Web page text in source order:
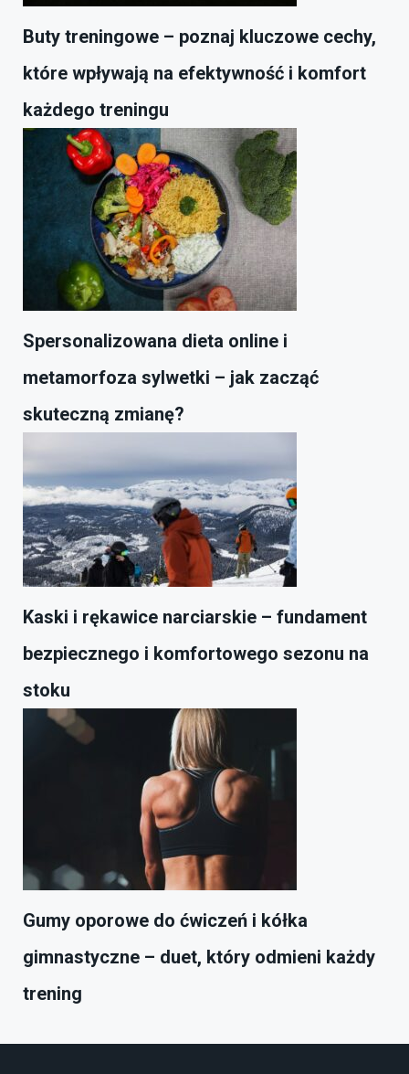
Buty treningowe – poznaj kluczowe cechy,
które wpływają na efektywność i komfort
każdego treningu
Spersonalizowana dieta online i
metamorfoza sylwetki – jak zacząć
skuteczną zmianę?
Kaski i rękawice narciarskie – fundament
bezpiecznego i komfortowego sezonu na
stoku
Gumy oporowe do ćwiczeń i kółka
gimnastyczne – duet, który odmieni każdy
trening